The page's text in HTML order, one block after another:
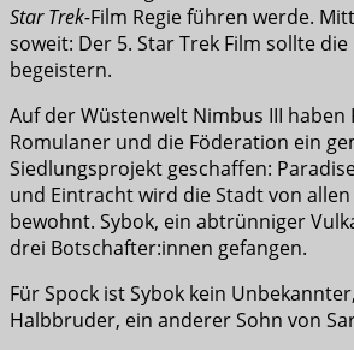
Star Trek-Film Regie führen werde.
soweit: Der 5. Star Trek Film sollte
begeistern.
Auf der Wüstenwelt Nimbus III haben
Romulaner und die Föderation ein
Siedlungsprojekt geschaffen:
und Eintracht wird die Stadt von
bewohnt. Sybok, ein abtrünniger
drei Botschafter:innen gefangen.
Für Spock ist Sybok kein
Halbbruder, ein anderer Sohn von